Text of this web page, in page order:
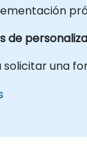
de
solicitar una